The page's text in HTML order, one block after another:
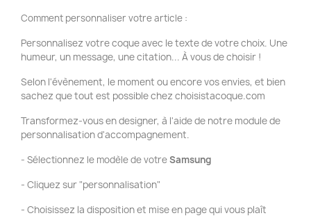
Comment personnaliser votre article :
Personnalisez votre coque avec le texte de votre choix. Une
humeur, un message, une citation... À vous de choisir !
Selon l'évènement, le moment ou encore vos envies, et bien
sachez que tout est possible chez choisistacoque.com
Transformez-vous en designer, à l'aide de notre module de
personnalisation d'accompagnement.
- Sélectionnez le modèle de votreSamsung
- Cliquez sur "personnalisation"
- Choisissez la disposition et mise en page qui vous plaît